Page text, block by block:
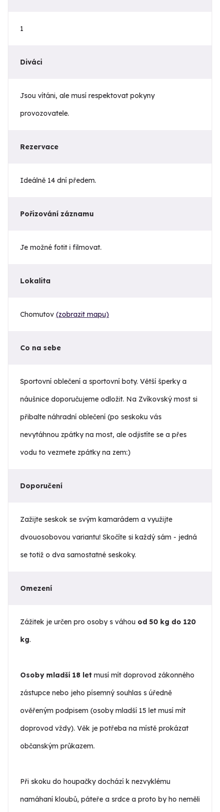
1
Diváci
Jsou vítáni, ale musí respektovat pokyny
provozovatele.
Rezervace
Ideálně 14 dní předem.
Pořizování záznamu
Je možné fotit i filmovat.
Lokalita
Chomutov (zobrazit mapu)
Co na sebe
Sportovní oblečení a sportovní boty. Větší šperky a
náušnice doporučujeme odložit. Na Zvíkovský most si
přibalte náhradní oblečení (po seskoku vás
nevytáhnou zpátky na most, ale odjistíte se a přes
vodu to vezmete zpátky na zem:)
Doporučení
Zažijte seskok se svým kamarádem a využijte
dvouosobovou variantu! Skočíte si každý sám - jedná
se totiž o dva samostatné seskoky.
Omezení
Zážitek je určen pro osoby s váhou od 50 kg do 120
kg.
Osoby mladší 18 let musí mít doprovod zákonného
zástupce nebo jeho písemný souhlas s úředně
ověřeným podpisem (osoby mladší 15 let musí mít
doprovod vždy). Věk je potřeba na místě prokázat
občanským průkazem.
Při skoku do houpačky dochází k nezvyklému
namáhaní kloubů, páteře a srdce a proto by ho neměli